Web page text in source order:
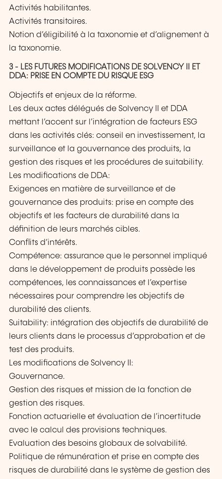
Activités habilitantes.
Activités transitoires.
Notion d’éligibilité à la taxonomie et d’alignement à
la taxonomie.
3 - LES FUTURES MODIFICATIONS DE SOLVENCY II ET
DDA: PRISE EN COMPTE DU RISQUE ESG
Objectifs et enjeux de la réforme.
Les deux actes délégués de Solvency II et DDA
mettant l’accent sur l’intégration de facteurs ESG
dans les activités clés: conseil en investissement, la
surveillance et la gouvernance des produits, la
gestion des risques et les procédures de suitability.
Les modifications de DDA:
Exigences en matière de surveillance et de
gouvernance des produits: prise en compte des
objectifs et les facteurs de durabilité dans la
définition de leurs marchés cibles.
Conflits d’intérêts.
Compétence: assurance que le personnel impliqué
dans le développement de produits possède les
compétences, les connaissances et l’expertise
nécessaires pour comprendre les objectifs de
durabilité des clients.
Suitability: intégration des objectifs de durabilité de
leurs clients dans le processus d’approbation et de
test des produits.
Les modifications de Solvency II:
Gouvernance.
Gestion des risques et mission de la fonction de
gestion des risques.
Fonction actuarielle et évaluation de l’incertitude
avec le calcul des provisions techniques.
Evaluation des besoins globaux de solvabilité.
Politique de rémunération et prise en compte des
risques de durabilité dans le système de gestion des